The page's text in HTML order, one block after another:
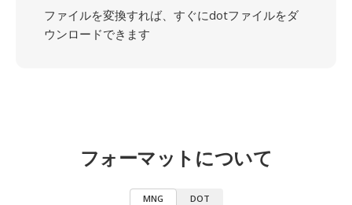
ファイルを変換すれば、すぐにdotファイルをダ
ウンロードできます
フォーマットについて
MNG DOT